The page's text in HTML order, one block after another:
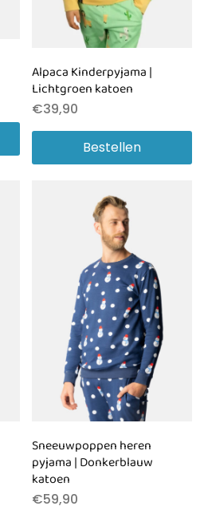
Alpaca Kinderpyjama |
Lichtgroen katoen
€39,90
Bestellen
Sneeuwpoppen heren
pyjama | Donkerblauw
katoen
€59,90